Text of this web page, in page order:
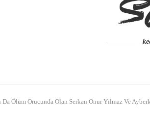
Da Ölüm Orucunda Olan Serkan Onur Yılmaz Ve